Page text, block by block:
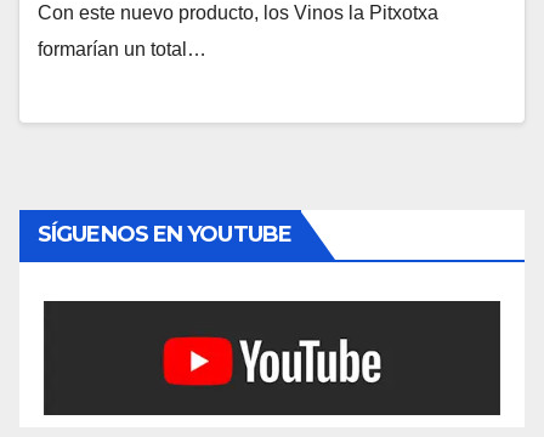
Con este nuevo producto, los Vinos la Pitxotxa
formarían un total…
SÍGUENOS EN YOUTUBE